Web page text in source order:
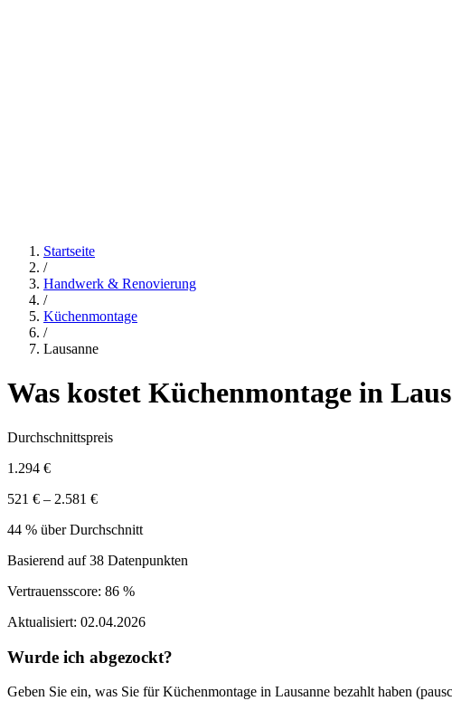
Startseite
/
Handwerk & Renovierung
/
Küchenmontage
/
Lausanne
Was kostet Küchenmontage in
Durchschnittspreis
1.294 €
521 € – 2.581 €
44 % über Durchschnitt
Basierend auf38 Datenpunkten
Vertrauensscore: 86 %
Aktualisiert: 02.04.2026
Wurde ich abgezockt?
Geben Sie ein, was Sie fürKüchenmontage in Lausanne bezahlt haben (